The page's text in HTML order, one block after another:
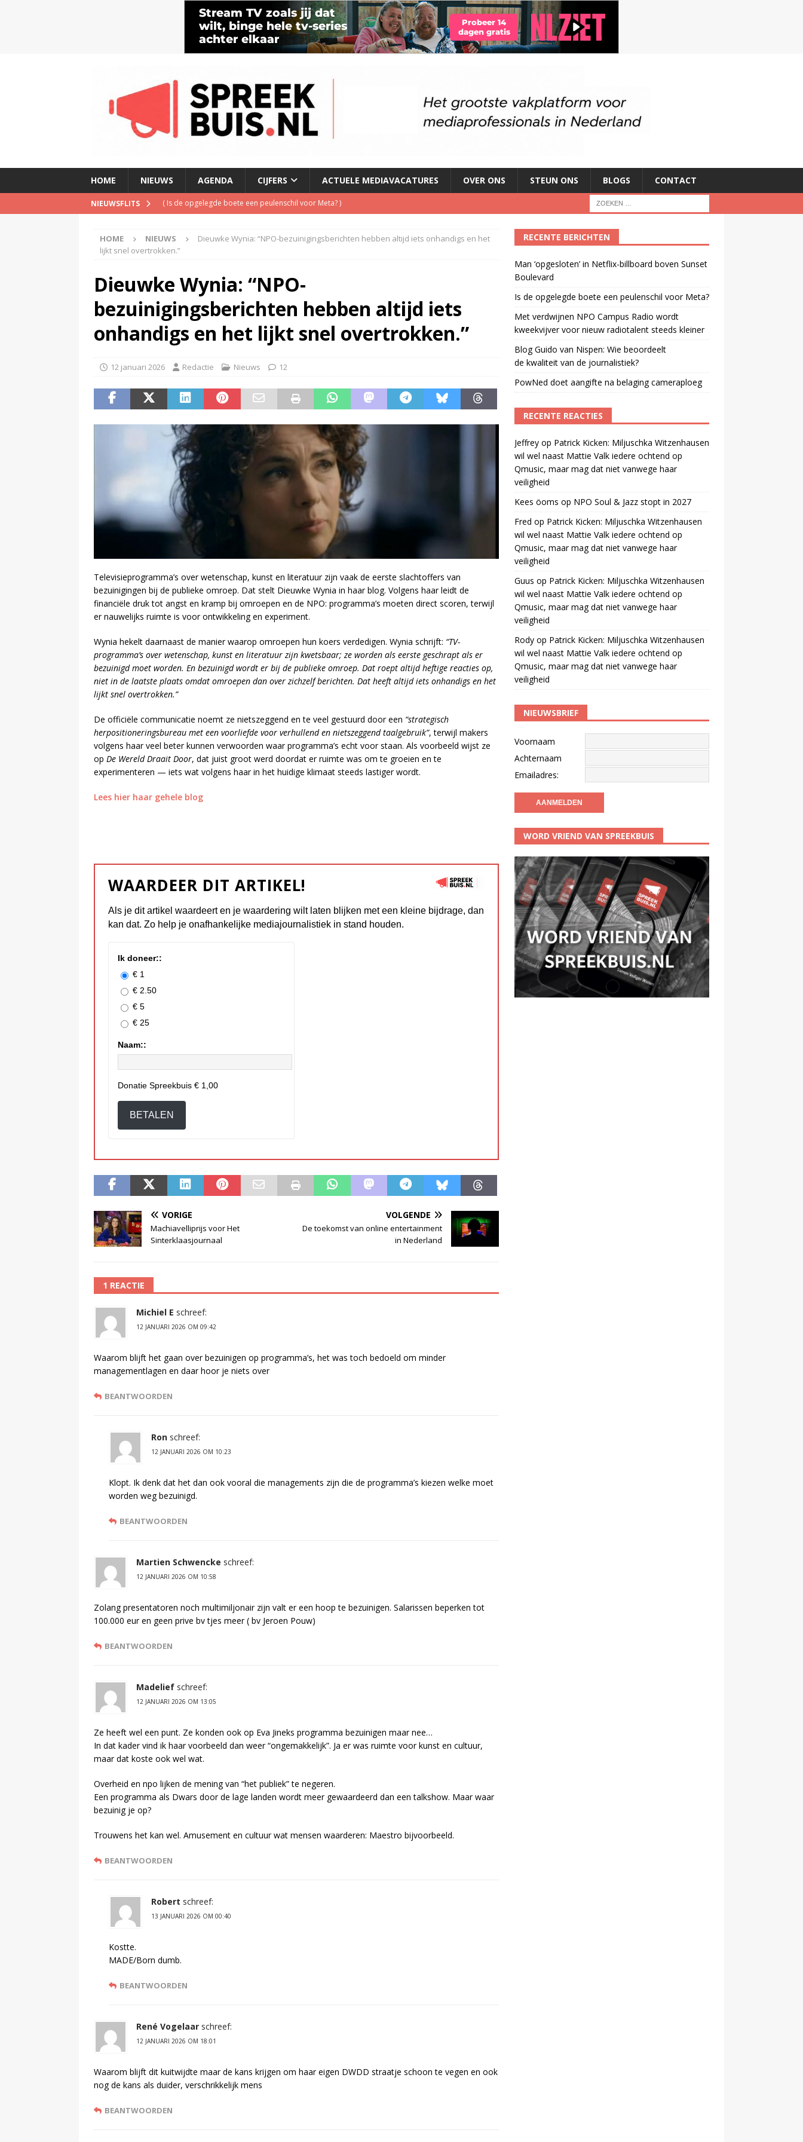
HOME NIEUWS AGENDA CIJFERS ACTUELE MEDIAVACATURES OVER ONS STEUN ONS BLOGS CONTACT
NIEUWSFLITS ( Is de opgelegde boete een peulenschil voor Meta?)
(Blog Guido van Nispen: Wie beoordeelt de kwaliteit van de journalistiek?)
(Man ‘opgesloten’ in Netflix-billboard boven Sunset Boulevard
HOME NIEUWS
Dieuwke Wynia: “NPO-bezuinigingsberichten hebben altijd iets onhandigs en het
lijkt snel overtrokken.”
Dieuwke Wynia: “NPO-
bezuinigingsberichten hebben altijd iets
onhandigs en het lijkt snel overtrokken.”
12 januari 2026 Redactie Nieuws 12
Televisieprogramma’s over wetenschap, kunst en literatuur zijn vaak de eerste slachtoffers van
bezuinigingen bij de publieke omroep. Dat stelt Dieuwke Wynia in haar blog. Volgens haar leidt de
financiële druk tot angst en kramp bij omroepen en de NPO: programma’s moeten direct scoren, terwijl
er nauwelijks ruimte is voor ontwikkeling en experiment.
Wynia hekelt daarnaast de manier waarop omroepen hun koers verdedigen. Wynia schrijft: “TV-
programma’s over wetenschap, kunst en literatuur zijn kwetsbaar; ze worden als eerste geschrapt als er
bezuinigd moet worden. En bezuinigd wordt er bij de publieke omroep. Dat roept altijd heftige reacties op,
niet in de laatste plaats omdat omroepen dan over zichzelf berichten. Dat heeft altijd iets onhandigs en het
lijkt snel overtrokken.”
De officiële communicatie noemt ze nietszeggend en te veel gestuurd door een “strategisch
herpositioneringsbureau met een voorliefde voor verhullend en nietszeggend taalgebruik”, terwijl makers
volgens haar veel beter kunnen verwoorden waar programma’s echt voor staan. Als voorbeeld wijst ze
op De Wereld Draait Door, dat juist groot werd doordat er ruimte was om te groeien en te
experimenteren — iets wat volgens haar in het huidige klimaat steeds lastiger wordt.
Lees hier haar gehele blog
WAARDEER DIT ARTIKEL!
Als je dit artikel waardeert en je waardering wilt laten blijken met een kleine bijdrage, dan
kan dat. Zo help je onafhankelijke mediajournalistiek in stand houden.
Ik doneer::
€ 1
€ 2.50
€ 5
€ 25
Naam::
Donatie Spreekbuis € 1,00
BETALEN
VORIGE
Machiavelliprijs voor Het
Sinterklaasjournaal
VOLGENDE
De toekomst van online entertainment
in Nederland
1 REACTIE
Michiel E schreef:
12 JANUARI 2026 OM 09:42
Waarom blijft het gaan over bezuinigen op programma’s, het was toch bedoeld om minder
managementlagen en daar hoor je niets over
BEANTWOORDEN
Ron schreef:
12 JANUARI 2026 OM 10:23
Klopt. Ik denk dat het dan ook vooral die managements zijn die de programma’s kiezen welke moet
worden weg bezuinigd.
BEANTWOORDEN
Martien Schwencke schreef:
12 JANUARI 2026 OM 10:58
Zolang presentatoren noch multimiljonair zijn valt er een hoop te bezuinigen. Salarissen beperken tot
100.000 eur en geen prive bv tjes meer ( bv Jeroen Pouw)
BEANTWOORDEN
Madelief schreef:
12 JANUARI 2026 OM 13:05
Ze heeft wel een punt. Ze konden ook op Eva Jineks programma bezuinigen maar nee…
In dat kader vind ik haar voorbeeld dan weer “ongemakkelijk”. Ja er was ruimte voor kunst en cultuur,
maar dat koste ook wel wat.
Overheid en npo lijken de mening van “het publiek” te negeren.
Een programma als Dwars door de lage landen wordt meer gewaardeerd dan een talkshow. Maar waar
bezuinig je op?
Trouwens het kan wel. Amusement en cultuur wat mensen waarderen: Maestro bijvoorbeeld.
BEANTWOORDEN
Robert schreef:
13 JANUARI 2026 OM 00:40
Kostte.
MADE/Born dumb.
BEANTWOORDEN
René Vogelaar schreef:
12 JANUARI 2026 OM 18:01
Waarom blijft dit kuitwijdte maar de kans krijgen om haar eigen DWDD straatje schoon te vegen en ook
nog de kans als duider, verschrikkelijk mens
BEANTWOORDEN
RECENTE BERICHTEN
Man ‘opgesloten’ in Netflix-billboard boven Sunset
Boulevard
Is de opgelegde boete een peulenschil voor Meta?
Met verdwijnen NPO Campus Radio wordt
kweekvijver voor nieuw radiotalent steeds kleiner
Blog Guido van Nispen: Wie beoordeelt
de kwaliteit van de journalistiek?
PowNed doet aangifte na belaging cameraploeg
RECENTE REACTIES
Jeffreyop Patrick Kicken: Miljuschka Witzenhausen
wil wel naast Mattie Valk iedere ochtend op
Qmusic, maar mag dat niet vanwege haar
veiligheid
Kees öoms op NPO Soul & Jazz stopt in 2027
Fred op Patrick Kicken: Miljuschka Witzenhausen
wil wel naast Mattie Valk iedere ochtend op
Qmusic, maar mag dat niet vanwege haar
veiligheid
Guus op Patrick Kicken: Miljuschka Witzenhausen
wil wel naast Mattie Valk iedere ochtend op
Qmusic, maar mag dat niet vanwege haar
veiligheid
Rodyop Patrick Kicken: Miljuschka Witzenhausen
wil wel naast Mattie Valk iedere ochtend op
Qmusic, maar mag dat niet vanwege haar
veiligheid
NIEUWSBRIEF
Voornaam
Achternaam
Emailadres:
WORD VRIEND VAN SPREEKBUIS